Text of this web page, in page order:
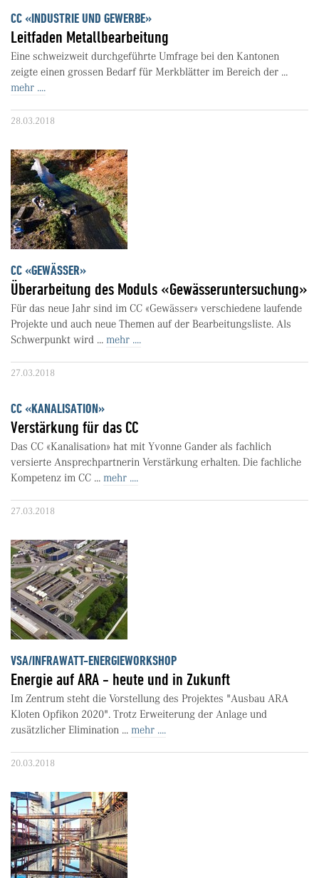
CC «INDUSTRIE UND GEWERBE»
Leitfaden Metallbearbeitung
Eine schweizweit durchgeführte Umfrage bei den Kantonen
zeigte einen grossen Bedarf für Merkblätter im Bereich der ...
mehr ....
28.03.2018
CC «GEWÄSSER»
Überarbeitung des Moduls «Gewässeruntersuchung»
Für das neue Jahr sind im CC «Gewässer» verschiedene laufende
Projekte und auch neue Themen auf der Bearbeitungsliste. Als
Schwerpunkt wird ... mehr ....
27.03.2018
CC «KANALISATION»
Verstärkung für das CC
Das CC «Kanalisation» hat mit Yvonne Gander als fachlich
versierte Ansprechpartnerin Verstärkung erhalten. Die fachliche
Kompetenz im CC ... mehr ....
27.03.2018
VSA/INFRAWATT-ENERGIEWORKSHOP
Energie auf ARA - heute und in Zukunft
Im Zentrum steht die Vorstellung des Projektes "Ausbau ARA
Kloten Opfikon 2020". Trotz Erweiterung der Anlage und
zusätzlicher Elimination ... mehr ....
20.03.2018